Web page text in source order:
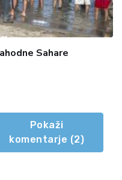
Sahare
Pokaži
komentarje (2)